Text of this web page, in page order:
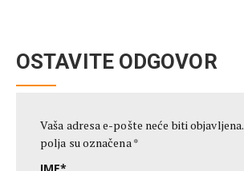
OSTAVITE ODGOVOR
Vaša adresa e-pošte neće biti objavljena.
polja su označena *